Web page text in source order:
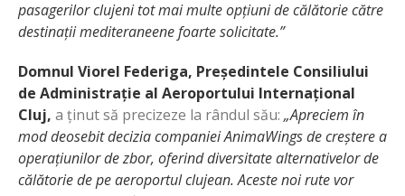
pasagerilor clujeni tot mai multe opțiuni de călătorie către
destinații mediteraneene foarte solicitate.”
Domnul Viorel Federiga, Președintele Consiliului
de Administrație al Aeroportului Internațional
Cluj, a ținut să precizeze la rândul său: „Apreciem în
mod deosebit decizia companiei AnimaWings de creștere a
operațiunilor de zbor, oferind diversitate alternativelor de
călătorie de pe aeroportul clujean.Aceste noi rute vor